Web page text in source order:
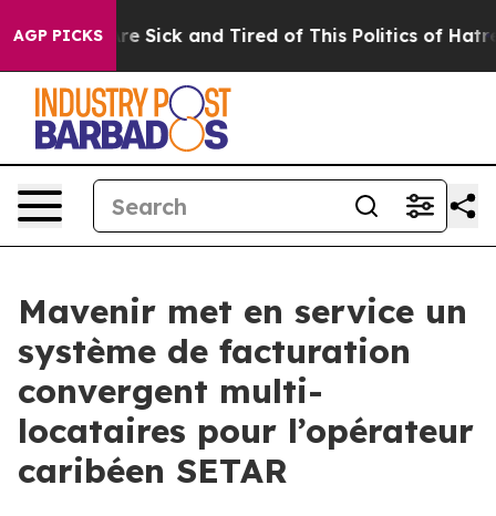
AGP PICKSAre Sick and Tired of This Politics of Hatred”
Mavenir met en service un
système de facturation
convergent multi-
locataires pour l’opérateur
caribéen SETAR